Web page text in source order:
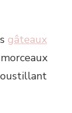
gâteaux